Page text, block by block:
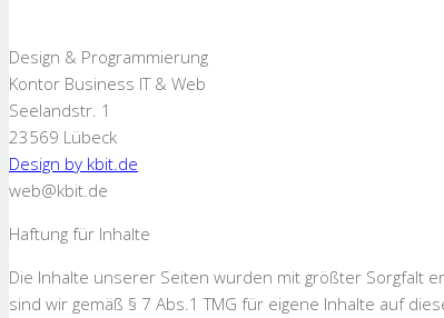
Design & Programmierung
Kontor Business IT & Web
Seelandstr. 1
23569 Lübeck
Design by kbit.de
web@kbit.de
Haftung für Inhalte
Die Inhalte unserer Seiten wurden mit größter Sorgfalt
sind wir gemäß § 7 Abs.1 TMG für eigene Inhalte auf